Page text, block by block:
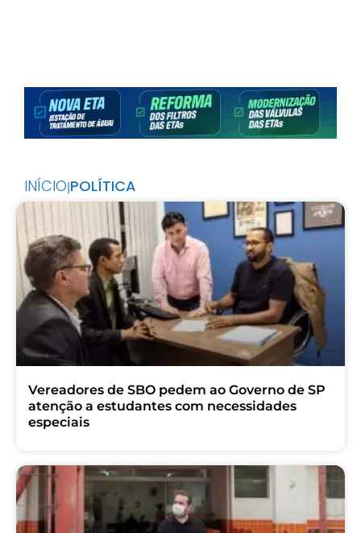
INÍCIO|POLÍTICA
Vereadores de SBO pedem ao Governo de SP
atenção a estudantes com necessidades
especiais